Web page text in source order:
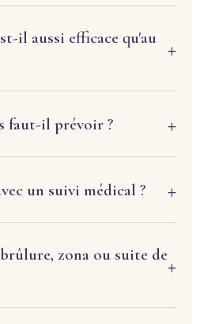
il aussi efficace qu'au
faut-il prévoir ?
un suivi médical ?
zona ou suite de